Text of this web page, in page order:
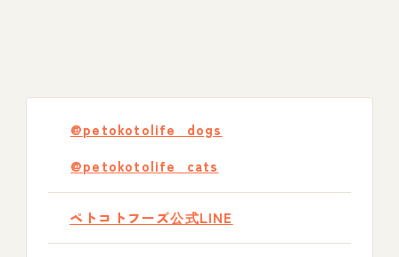
@petokotolife_dogs
@petokotolife_cats
ペトコトフーズ公式LINE